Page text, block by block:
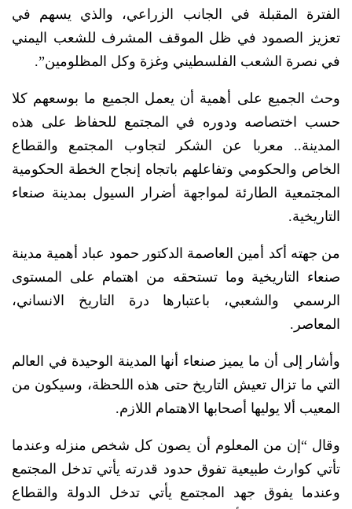
الفترة المقبلة في الجانب الزراعي، والذي يسهم في
تعزيز الصمود في ظل الموقف المشرف للشعب اليمني
في نصرة الشعب الفلسطيني وغزة وكل المظلومين”.
وحث الجميع على أهمية أن يعمل الجميع ما بوسعهم كلا
حسب اختصاصه ودوره في المجتمع للحفاظ على هذه
المدينة.. معربا عن الشكر لتجاوب المجتمع والقطاع
الخاص والحكومي وتفاعلهم باتجاه إنجاح الخطة الحكومية
المجتمعية الطارئة لمواجهة أضرار السيول بمدينة صنعاء
التاريخية.
من جهته أكد أمين العاصمة الدكتور حمود عباد أهمية مدينة
صنعاء التاريخية وما تستحقه من اهتمام على المستوى
الرسمي والشعبي، باعتبارها درة التاريخ الانساني،
المعاصر.
وأشار إلى أن ما يميز صنعاء أنها المدينة الوحيدة في العالم
التي ما تزال تعيش التاريخ حتى هذه اللحظة، وسيكون من
المعيب ألا يوليها أصحابها الاهتمام اللازم.
وقال “إن من المعلوم أن يصون كل شخص منزله وعندما
تأتي كوارث طبيعية تفوق حدود قدرته يأتي تدخل المجتمع
وعندما يفوق جهد المجتمع يأتي تدخل الدولة والقطاع